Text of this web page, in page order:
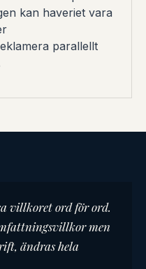
kan haveriet vara
parallellt
villkoret ord för ord.
men
ändras hela